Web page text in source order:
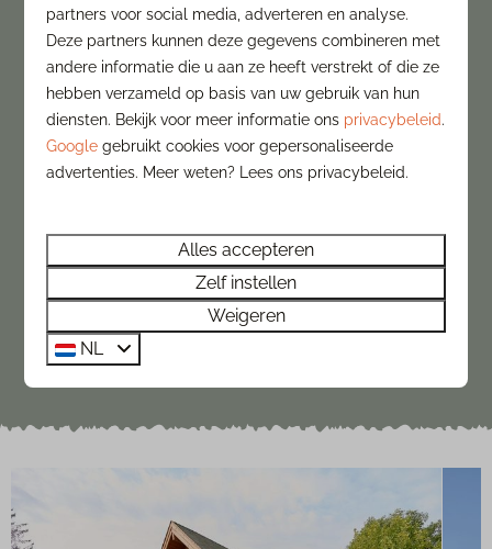
Bos Lodge (2-6 personen)
✔ Voorzien van een groot terras
✔ Ook te boeken als junior variant
✔ Een compleet ingerichte badkamer
Duin lodge (5-6 personen)
✔ Ingericht met natuurlijke materialen
✔ Drie of vier comfortabele boxsprings
✔ Een kleine badkamer met douche
partners voor social media, adverteren en analyse.
Deze partners kunnen deze gegevens combineren met
andere informatie die u aan ze heeft verstrekt of die ze
hebben verzameld op basis van uw gebruik van hun
diensten. Bekijk voor meer informatie ons privacybeleid.
Google gebruikt cookies voor gepersonaliseerde
advertenties. Meer weten? Lees ons privacybeleid.
Alles accepteren
Zelf instellen
Weigeren
NL